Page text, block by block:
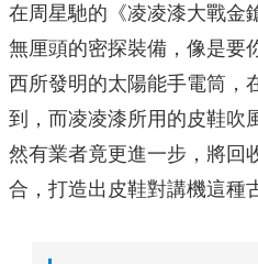
在周星馳的《凌凌漆大戰金
無厘頭的密探裝備，像是要
西所發明的太陽能手電筒，
到，而凌凌漆所用的皮鞋吹
然有業者竟更進一步，將回
合，打造出皮鞋對講機這種